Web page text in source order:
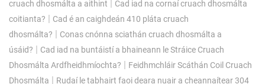
cruach dhosmálta a aithint | Cad iad na cornaí cruach dhosmálta
coitianta? | Cad é an caighdeán 410 pláta cruach
dhosmálta? | Conas cnónna sciathán cruach dhosmálta a
úsáid? | Cad iad na buntáistí a bhaineann le Stráice Cruach
Dhosmálta Ardfheidhmíochta? | Feidhmchláir Scáthán Coil Cruach
Dhosmálta | Rudaí le tabhairt faoi deara nuair a cheannaítear 304